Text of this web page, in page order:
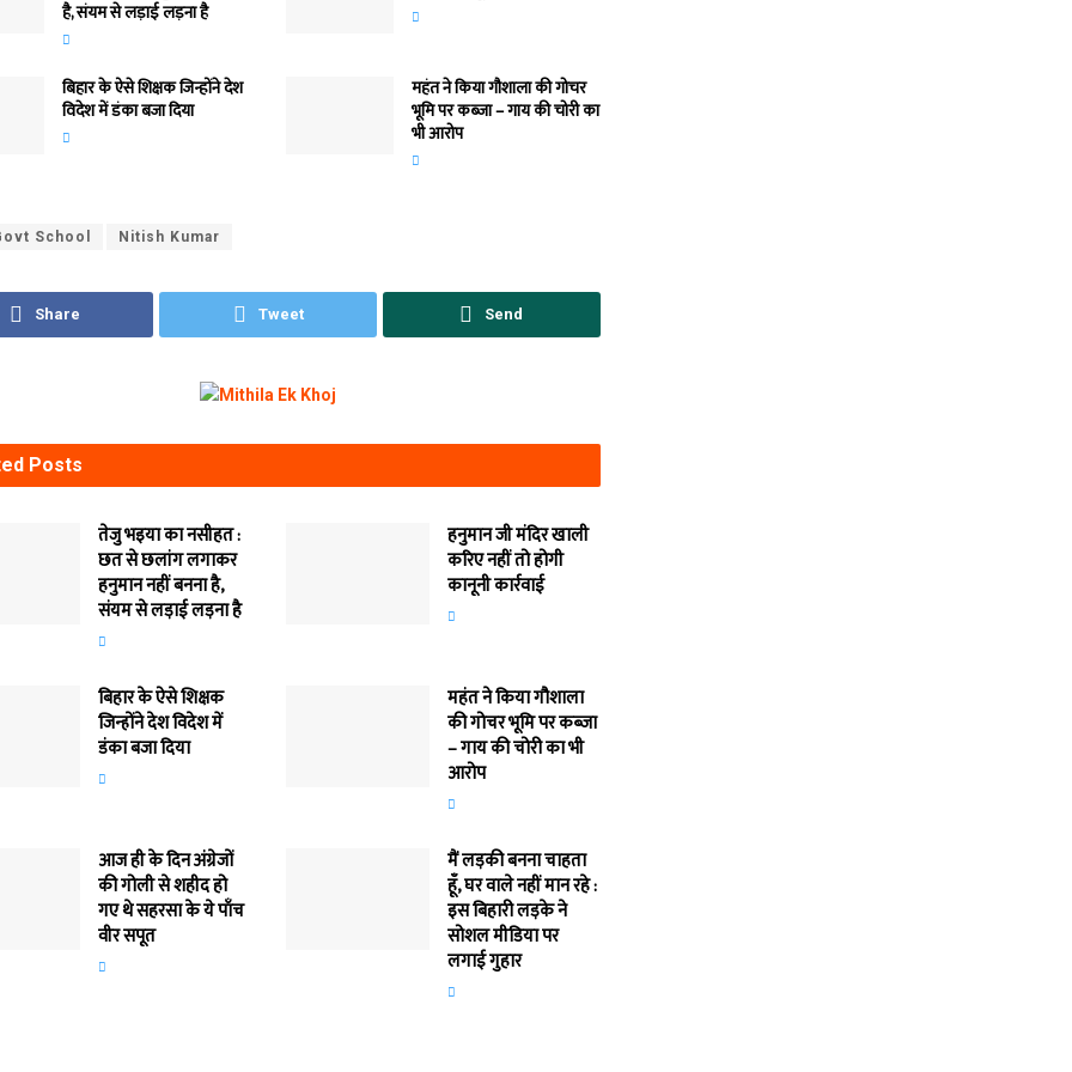
है, संयम से लड़ाई लड़ना है
बिहार के ऐसे शिक्षक जिन्होंने देश
विदेश में डंका बजा दिया
महंत ने किया गौशाला की गोचर
भूमि पर कब्जा – गाय की चोरी का
भी आरोप
School Nitish Kumar
Share Tweet Send
Posts
तेजु भइया का नसीहत :
छत से छलांग लगाकर
हनुमान नहीं बनना है,
संयम से लड़ाई लड़ना है
हनुमान जी मंदिर खाली
करिए नहीं तो होगी
कानूनी कार्रवाई
बिहार के ऐसे शिक्षक
जिन्होंने देश विदेश में
डंका बजा दिया
महंत ने किया गौशाला
की गोचर भूमि पर कब्जा
– गाय की चोरी का भी
आरोप
आज ही के दिन अंग्रेजों
की गोली से शहीद हो
गए थे सहरसा के ये पाँच
वीर सपूत
मैं लड़की बनना चाहता
हूँ, घर वाले नहीं मान रहे :
इस बिहारी लड़के ने
सोशल मीडिया पर
लगाई गुहार